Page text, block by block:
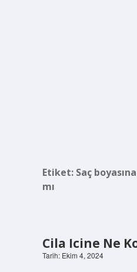
Etiket: Saç
mı
Cila Icine Ne
Tarih: Ekim 4, 2024